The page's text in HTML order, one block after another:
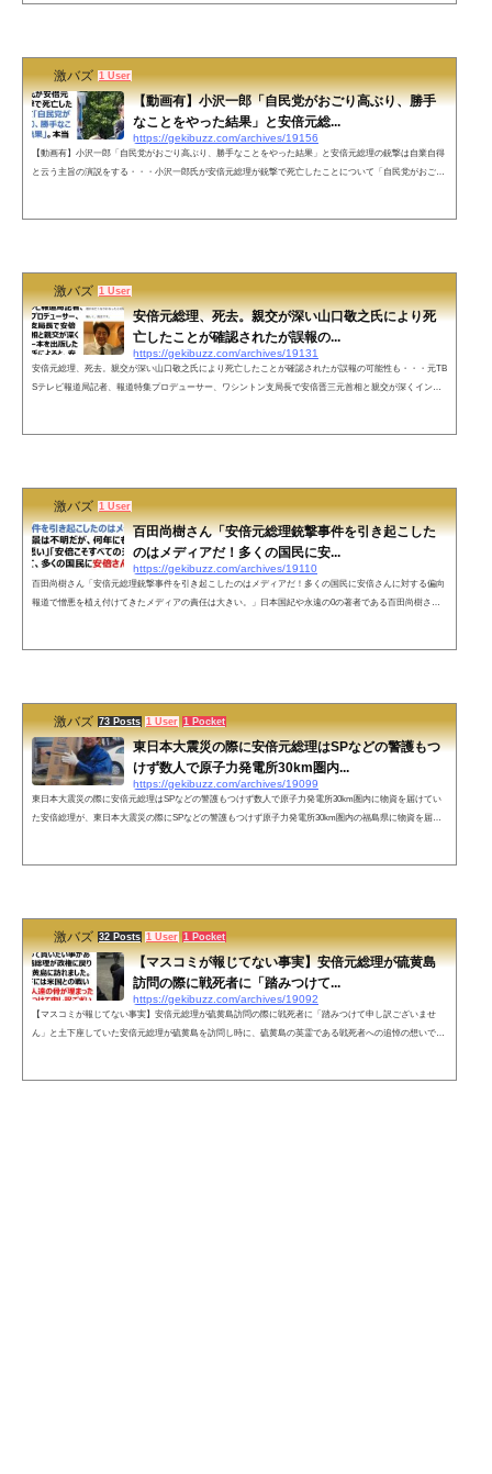
激バズ 1 User
【動画有】小沢一郎「自民党がおごり高ぶり、勝手
なことをやった結果」と安倍元総...
https://gekibuzz.com/archives/19156
【動画有】小沢一郎「自民党がおごり高ぶり、勝手なことをやった結果」と安倍元総理の銃撃は自業自得
と云う主旨の演説をする・・・小沢一郎氏が安倍元総理が銃撃で死亡したことについて「自民党がおごり
激バズ 1 User
安倍元総理、死去。親交が深い山口敬之氏により死
亡したことが確認されたが誤報の...
https://gekibuzz.com/archives/19131
安倍元総理、死去。親交が深い山口敬之氏により死亡したことが確認されたが誤報の可能性も・・・元TB
Sテレビ報道局記者、報道特集プロデューサー、ワシントン支局長で安倍晋三元首相と親交が深くインタ
激バズ 1 User
百田尚樹さん「安倍元総理銃撃事件を引き起こした
のはメディアだ！多くの国民に安...
https://gekibuzz.com/archives/19110
百田尚樹さん「安倍元総理銃撃事件を引き起こしたのはメディアだ！多くの国民に安倍さんに対する偏向
報道で憎悪を植え付けてきたメディアの責任は大きい。」日本国紀や永遠の0の著者である百田尚樹さん
激バズ 73 Posts 1 User 1 Pocket
東日本大震災の際に安倍元総理はSPなどの警護もつ
けず数人で原子力発電所30km圏内...
https://gekibuzz.com/archives/19099
東日本大震災の際に安倍元総理はSPなどの警護もつけず数人で原子力発電所30km圏内に物資を届けてい
た安倍総理が、東日本大震災の際にSPなどの警護もつけず原子力発電所30km圏内の福島県に物資を届け
激バズ 32 Posts 1 User 1 Pocket
【マスコミが報じてない事実】安倍元総理が硫黄島
訪問の際に戦死者に「踏みつけて...
https://gekibuzz.com/archives/19092
【マスコミが報じてない事実】安倍元総理が硫黄島訪問の際に戦死者に「踏みつけて申し訳ございませ
ん」と土下座していた安倍元総理が硫黄島を訪問し時に、硫黄島の英霊である戦死者への追悼の想いで土